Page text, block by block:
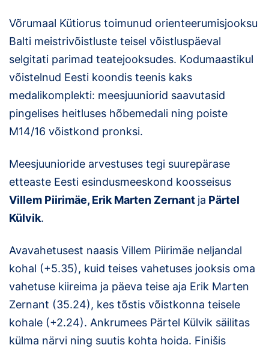
Tulemused
Klubid
Suletud maastikud
Püsirajad
Ajalugu
Koolitused
Võrumaal Kütiorus toimunud orienteerumisjooksu
Balti meistrivõistluste teisel võistluspäeval
selgitati parimad teatejooksudes. Kodumaastikul
võistelnud Eesti koondis teenis kaks
medalikomplekti: meesjuuniorid saavutasid
pingelises heitluses hõbemedali ning poiste
M14/16 võistkond pronksi.
Meesjuunioride arvestuses tegi suurepärase
etteaste Eesti esindusmeeskond koosseisus
Villem Piirimäe, Erik Marten Zernant ja Pärtel
Külvik.
Avavahetusest naasis Villem Piirimäe neljandal
kohal (+5.35), kuid teises vahetuses jooksis oma
vahetuse kiireima ja päeva teise aja Erik Marten
Zernant (35.24), kes tõstis võistkonna teisele
kohale (+2.24). Ankrumees Pärtel Külvik säilitas
külma närvi ning suutis kohta hoida. Finišis